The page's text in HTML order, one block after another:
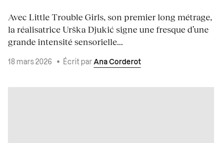
Avec Little Trouble Girls, son premier long métrage,
la réalisatrice Urška Djukić signe une fresque d’une
grande intensité sensorielle...
18 mars 2026 • Écrit par Ana Corderot